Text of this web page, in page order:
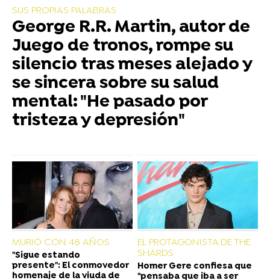
SUS PROPIAS PALABRAS
George R.R. Martin, autor de
Juego de tronos, rompe su
silencio tras meses alejado y
se sincera sobre su salud
mental: "He pasado por
tristeza y depresión"
MURIÓ CON 48 AÑOS
"Sigue estando
presente": El conmovedor
homenaje de la viuda de
EL PROTAGONISTA DE THE
SHARDS
Homer Gere confiesa que
"pensaba que iba a ser